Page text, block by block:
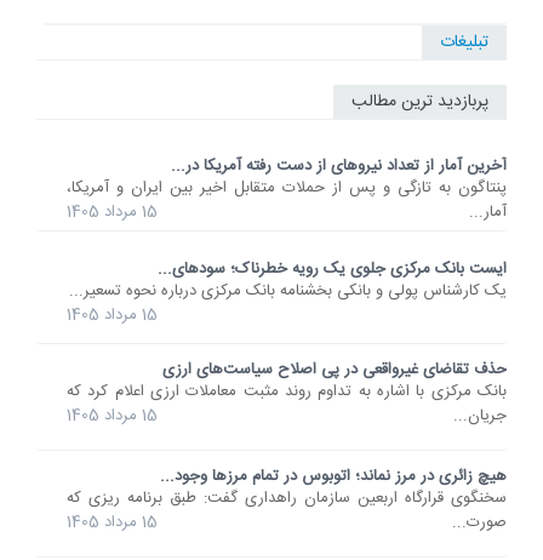
تبلیغات
پربازدید ترین مطالب
آخرین آمار از تعداد نیروهای از دست رفته آمریکا در...
پنتاگون به تازگی و پس از حملات متقابل اخیر بین ایران و آمریکا،
آمار...
15 مرداد 1405
ایست بانک مرکزی جلوی یک رویه خطرناک؛ سودهای...
یک کارشناس پولی و بانکی بخشنامه بانک مرکزی درباره نحوه تسعیر...
15 مرداد 1405
حذف تقاضای غیرواقعی در پی اصلاح سیاست‌های ارزی
بانک مرکزی با اشاره به تداوم روند مثبت معاملات ارزی اعلام کرد که
جریان...
15 مرداد 1405
هیچ زائری در مرز نماند؛ اتوبوس در تمام مرزها وجود...
سخنگوی قرارگاه اربعین سازمان راهداری گفت: طبق برنامه ریزی که
صورت...
15 مرداد 1405